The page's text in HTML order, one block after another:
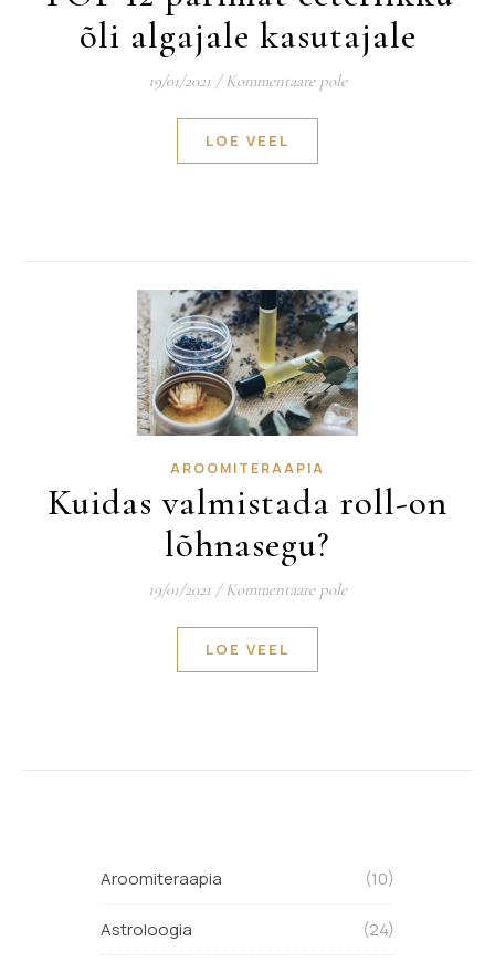
õli algajale kasutajale
19/01/2021 / Kommentaare pole
LOE VEEL
AROOMITERAAPIA
Kuidas valmistada roll-on
lõhnasegu?
19/01/2021 / Kommentaare pole
LOE VEEL
Aroomiteraapia (10)
Astroloogia (24)